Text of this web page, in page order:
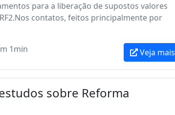
para a liberação de supostos valores
contatos, feitos principalmente por
1min Veja mais
sobre Reforma